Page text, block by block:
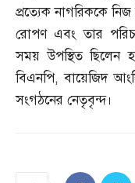
প্রত্যেক নাগরিককে
রোপণ এবং তার
সময় উপস্থিত ছিলেন
বিএনপি,বায়েজিদ
সংগঠনের নেতৃবৃন্দ।